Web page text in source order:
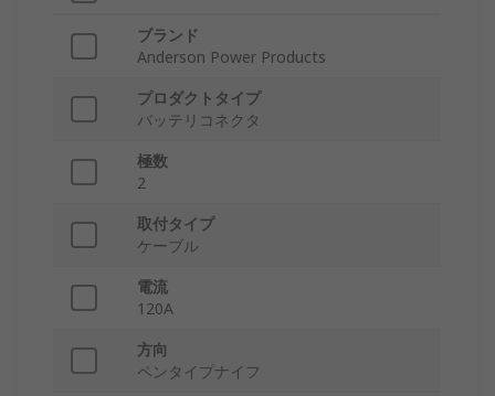
ブランド
Anderson Power Products
プロダクトタイプ
バッテリコネクタ
極数
2
取付タイプ
ケーブル
電流
120A
方向
ペンタイプナイフ